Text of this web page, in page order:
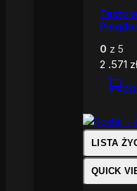
Testy
0 z 5
2 .571
LISTA
QUICK